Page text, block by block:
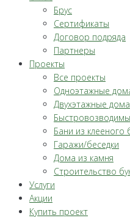
Брус
Сертификаты
Договор подряда
Партнеры
Проекты
Все проекты
Одноэтажные
Двухэтажные дома
Бани из клееного
Гаражи/беседки
Дома из камня
Строительство
Услуги
Акции
Купить проект